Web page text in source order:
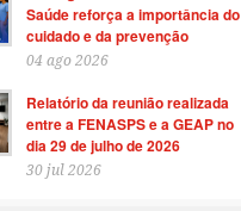
Saúde reforça a importância do
cuidado e da prevenção
04 ago 2026
Relatório da reunião realizada
entre a FENASPS e a GEAP no
dia 29 de julho de 2026
30 jul 2026